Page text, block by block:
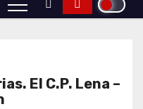
El C.P. Lena –